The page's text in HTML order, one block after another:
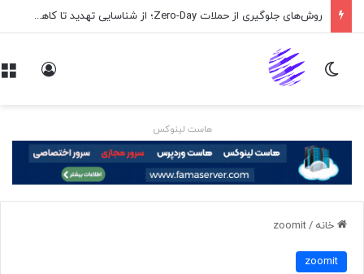
روش‌های جلوگیری از حملات Zero-Day؛ از شناسایی تهدید تا کاهش ریسک
تغییر پوسته
هاست لینوکس
خانه /
zoomit
zoomit